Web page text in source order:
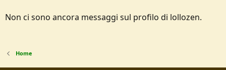
Non ci sono ancora messaggi sul profilo di lollozen.
Home